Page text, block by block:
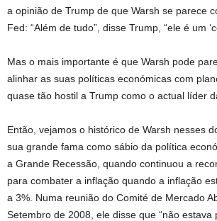
a opinião de Trump de que Warsh se parece
Fed: “Além de tudo”, disse Trump, “ele é um
Mas o mais importante é que Warsh pode
alinhar as suas políticas económicas com
quase tão hostil a Trump como o actual líder
Então, vejamos o histórico de Warsh nesses
sua grande fama como sábio da política
a Grande Recessão, quando continuou a
para combater a inflação quando a inflação
a 3%. Numa reunião do Comité de Mercado
Setembro de 2008, ele disse que “não estava